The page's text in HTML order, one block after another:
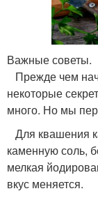
Важные советы.
Прежде чем
некоторые
много. Но мы
Для квашения
каменную соль,
мелкая
вкус меняется.